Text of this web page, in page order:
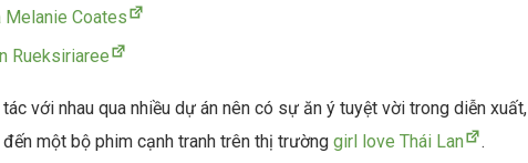
Melanie Coates
Rueksiriaree
với nhau qua nhiều dự án nên có sự ăn ý tuyệt vời trong diễn xuất,
một bộ phim cạnh tranh trên thị trường girl love Thái Lan .